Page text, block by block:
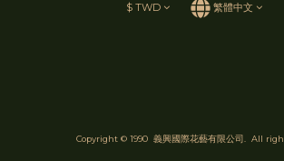
$ TWD 繁體中文
Copyright © 1990 義興國際花藝有限公司. All